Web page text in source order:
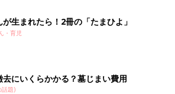
生まれたら！2冊の「たまひよ」
・育児
去にいくらかかる？墓じまい費用
話題)